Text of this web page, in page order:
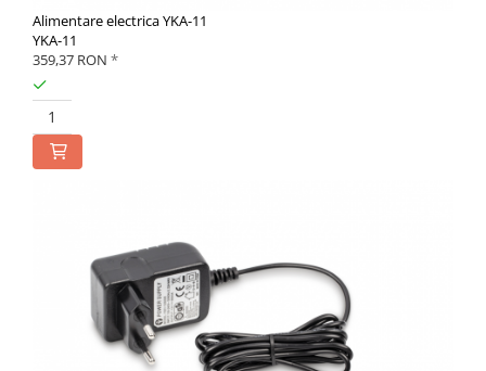
Alimentare electrica YKA-11
YKA-11
359,37 RON *